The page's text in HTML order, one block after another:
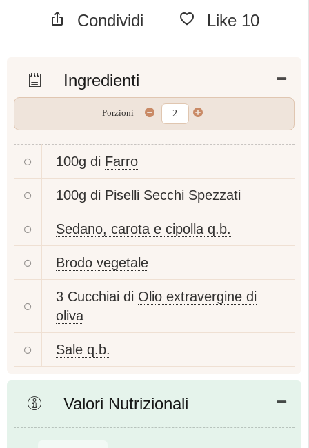
Condividi Like 10
Ingredienti
Porzioni
100g di Farro
100g di Piselli Secchi Spezzati
Sedano, carota e cipolla q.b.
Brodo vegetale
3 Cucchiai di Olio extravergine di
oliva
Sale q.b.
Valori Nutrizionali